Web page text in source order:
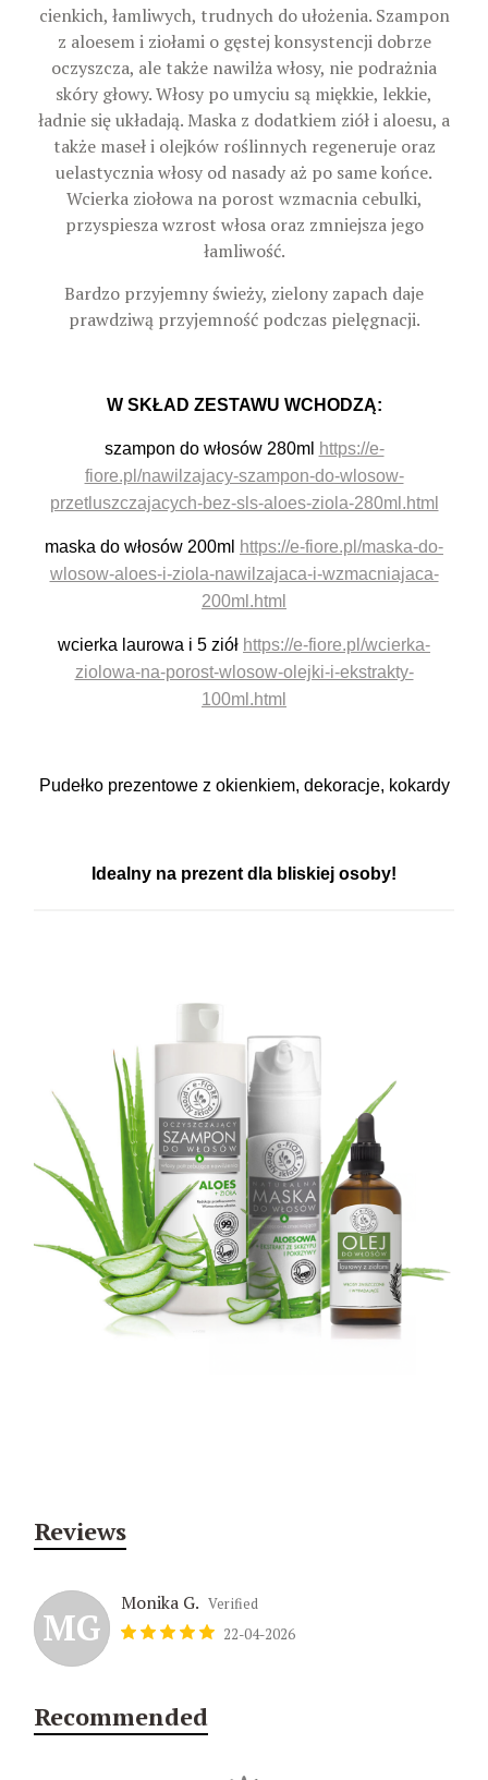
cienkich, łamliwych, trudnych do ułożenia. Szampon
z aloesem i ziołami o gęstej konsystencji dobrze
oczyszcza, ale także nawilża włosy, nie podrażnia
skóry głowy. Włosy po umyciu są miękkie, lekkie,
ładnie się układają. Maska z dodatkiem ziół i aloesu, a
także maseł i olejków roślinnych regeneruje oraz
uelastycznia włosy od nasady aż po same końce.
Wcierka ziołowa na porost wzmacnia cebulki,
przyspiesza wzrost włosa oraz zmniejsza jego
łamliwość.
Bardzo przyjemny świeży, zielony zapach daje
prawdziwą przyjemność podczas pielęgnacji.
W SKŁAD ZESTAWU WCHODZĄ:
szampon do włosów 280ml https://e-
fiore.pl/nawilzajacy-szampon-do-wlosow-
przetluszczajacych-bez-sls-aloes-ziola-280ml.html
maska do włosów 200ml https://e-fiore.pl/maska-do-
wlosow-aloes-i-ziola-nawilzajaca-i-wzmacniajaca-
200ml.html
wcierka laurowa i 5 ziół https://e-fiore.pl/wcierka-
ziolowa-na-porost-wlosow-olejki-i-ekstrakty-
100ml.html
Pudełko prezentowe z okienkiem, dekoracje, kokardy
Idealny na prezent dla bliskiej osoby!
Reviews
MG
Monika G. Verified
22-04-2026
Recommended